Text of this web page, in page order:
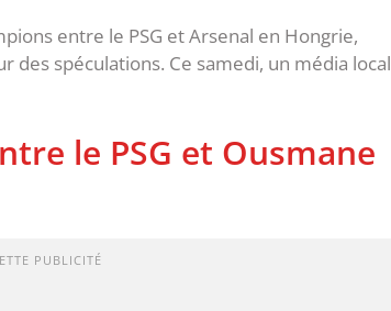
entre le PSG et Arsenal en Hongrie,
des spéculations. Ce samedi, un média local
le PSG et Ousmane
PUBLICITÉ